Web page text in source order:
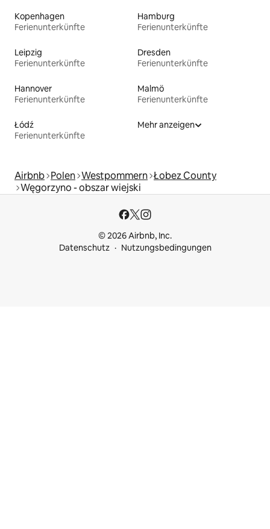
Kopenhagen
Ferienunterkünfte
Hamburg
Ferienunterkünfte
Leipzig
Ferienunterkünfte
Dresden
Ferienunterkünfte
Hannover
Ferienunterkünfte
Malmö
Ferienunterkünfte
Łódź
Ferienunterkünfte
Mehr anzeigen
Airbnb Polen Westpommern Łobez County
Węgorzyno - obszar wiejski
© 2026 Airbnb, Inc.
Datenschutz
Nutzungsbedingungen